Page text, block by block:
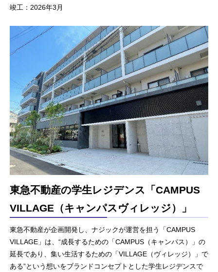
竣工：2026年3月
東急不動産の学生レジデンス「CAMPUS
VILLAGE（キャンパスヴィレッジ）」
東急不動産が企画開発し、ナジックが運営を担う「CAMPUS
VILLAGE」は、“成長するための「CAMPUS（キャンパス）」の
延長であり、集い生活するための「VILLAGE（ヴィレッジ）」で
ある”という想いをブランドコンセプトとした学生レジデンスで